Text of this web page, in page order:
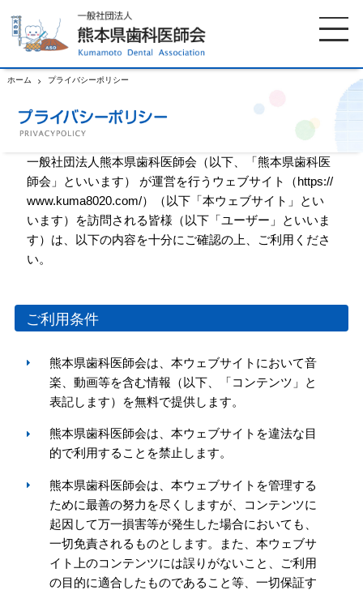
ホーム プライバシーポリシー
一般社団法人熊本県歯科医師会（以下、「熊本県歯科医
師会」といいます） が運営を行うウェブサイト（https://
www.kuma8020.com/）（以下「本ウェブサイト」とい
います）を訪問される皆様（以下「ユーザー」といいま
す）は、以下の内容を十分にご確認の上、ご利用くださ
い。
ご利用条件
熊本県歯科医師会は、本ウェブサイトにおいて音
楽、動画等を含む情報（以下、「コンテンツ」と
表記します）を無料で提供します。
熊本県歯科医師会は、本ウェブサイトを違法な目
的で利用することを禁止します。
熊本県歯科医師会は、本ウェブサイトを管理する
ために最善の努力を尽くしますが、コンテンツに
起因して万一損害等が発生した場合においても、
一切免責されるものとします。また、本ウェブサ
イト上のコンテンツには誤りがないこと、ご利用
の目的に適合したものであること等、一切保証す
ホーム 歯科医師会について
歯科医院検索 休日当番医
イベント案内 歯の豆知識
国保組合からのお知らせ
会員専用ページ プライバシーポリシー